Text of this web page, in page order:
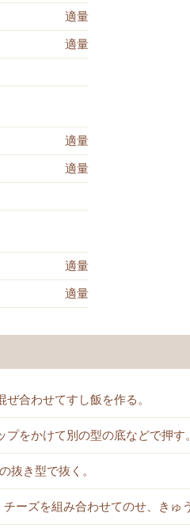
適量
適量
適量
適量
適量
適量
合わせてすし飯を作る。
をかけて別の型の底などで押す。
抜き型で抜く。
ーズを組み合わせてのせ、きゅ